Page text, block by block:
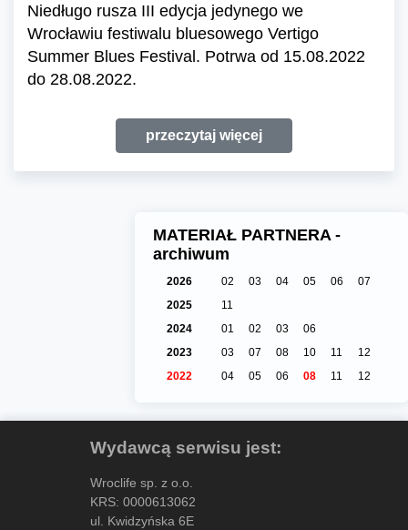
Niedługo rusza III edycja jedynego we
Wrocławiu festiwalu bluesowego Vertigo
Summer Blues Festival. Potrwa od 15.08.2022
do 28.08.2022.
przeczytaj więcej
MATERIAŁ PARTNERA -
archiwum
2026 02 03 04 05 06
07
2025
11
2024
01 02 03
06
2023
03 07 08 10 11
12
2022
04 05 06 08 11 12
Wydawcą serwisu jest:
Wroclife sp. z o.o.
KRS: 0000613062
ul. Kwidzyńska 6E